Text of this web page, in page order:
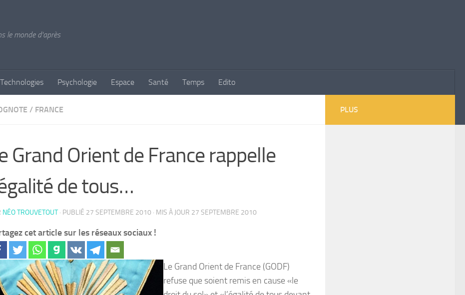
le monde d'après
Technologies Psychologie Espace Santé Temps Edito
/ FRANCE
Grand Orient de France rappelle
de tous…
NÉO TROUVETOUT · PUBLIÉ 27 SEPTEMBRE 2010 · MIS À JOUR 27 SEPTEMBRE 2010
cet article sur les réseaux sociaux !
Le Grand Orient de France (GODF)
refuse que soient remis en cause «le
PLUS